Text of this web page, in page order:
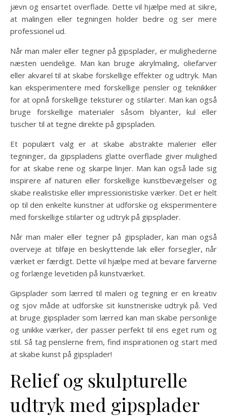
jævn og ensartet overflade. Dette vil hjælpe med at sikre,
at malingen eller tegningen holder bedre og ser mere
professionel ud.
Når man maler eller tegner på gipsplader, er mulighederne
næsten uendelige. Man kan bruge akrylmaling, oliefarver
eller akvarel til at skabe forskellige effekter og udtryk. Man
kan eksperimentere med forskellige pensler og teknikker
for at opnå forskellige teksturer og stilarter. Man kan også
bruge forskellige materialer såsom blyanter, kul eller
tuscher til at tegne direkte på gipspladen.
Et populært valg er at skabe abstrakte malerier eller
tegninger, da gipspladens glatte overflade giver mulighed
for at skabe rene og skarpe linjer. Man kan også lade sig
inspirere af naturen eller forskellige kunstbevægelser og
skabe realistiske eller impressionistiske værker. Det er helt
op til den enkelte kunstner at udforske og eksperimentere
med forskellige stilarter og udtryk på gipsplader.
Når man maler eller tegner på gipsplader, kan man også
overveje at tilføje en beskyttende lak eller forsegler, når
værket er færdigt. Dette vil hjælpe med at bevare farverne
og forlænge levetiden på kunstværket.
Gipsplader som lærred til maleri og tegning er en kreativ
og sjov måde at udforske sit kunstneriske udtryk på. Ved
at bruge gipsplader som lærred kan man skabe personlige
og unikke værker, der passer perfekt til ens eget rum og
stil. Så tag penslerne frem, find inspirationen og start med
at skabe kunst på gipsplader!
Relief og skulpturelle
udtryk med gipsplader